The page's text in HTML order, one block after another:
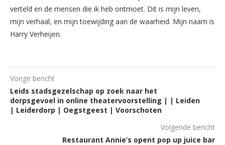
verteld en de mensen die ik heb ontmoet. Dit is mijn leven,
mijn verhaal, en mijn toewijding aan de waarheid. Mijn naam is
Harry Verheijen.
Vorige bericht
Leids stadsgezelschap op zoek naar het
dorpsgevoel in online theatervoorstelling | | Leiden
| Leiderdorp | Oegstgeest | Voorschoten
Volgende bericht
Restaurant Annie’s opent pop up juice bar